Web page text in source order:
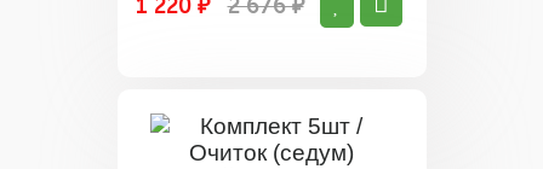
1 220 ₽ 2 676 ₽